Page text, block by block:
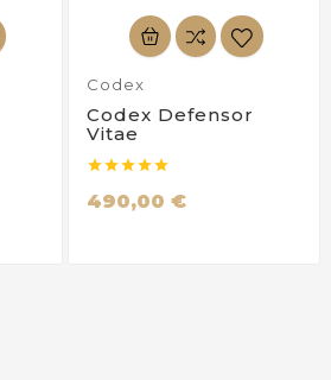
Codex
Codex Defensor
Vitae

490,00 €